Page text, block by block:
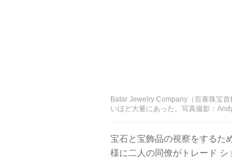
Batar Jewelry Company（百泰珠宝
いほど大量にあった。写真撮影：
宝石と宝飾品の視察をするた
様に二人の同僚がトレード シ